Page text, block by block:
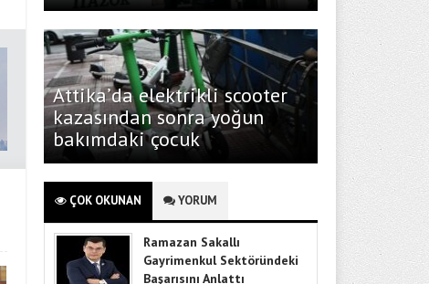
Attika’da elektrikli scooter
kazasından sonra yoğun
bakımdaki çocuk
ÇOK OKUNAN YORUM
Ramazan Sakallı
Gayrimenkul Sektöründeki
Başarısını Anlattı